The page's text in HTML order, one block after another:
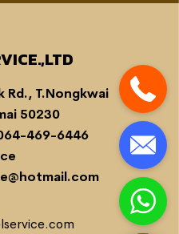
Rd., T.Nongkwai
50230
469-6446